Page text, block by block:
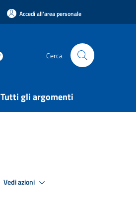
Accedi all'area personale
Cerca
Tutti gli argomenti
Vedi azioni